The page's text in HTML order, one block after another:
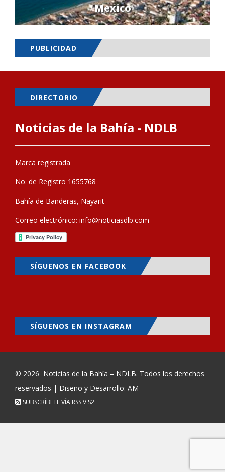
Mexico
PUBLICIDAD
DIRECTORIO
Noticias de la Bahía - NDLB
Marca registrada
No. de Registro 1655768
Bahía de Banderas, Nayarit
Correo electrónico: info@noticiasdlb.com
SÍGUENOS EN FACEBOOK
SÍGUENOS EN INSTAGRAM
© 2026 Noticias de la Bahía – NDLB. Todos los derechos
reservados | Diseño y Desarrollo: AM
SUBSCRÍBETE VÍA RSSV.S2